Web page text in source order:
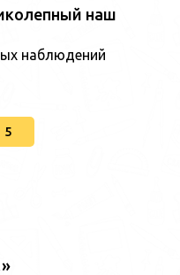
наш
наблюдений
5